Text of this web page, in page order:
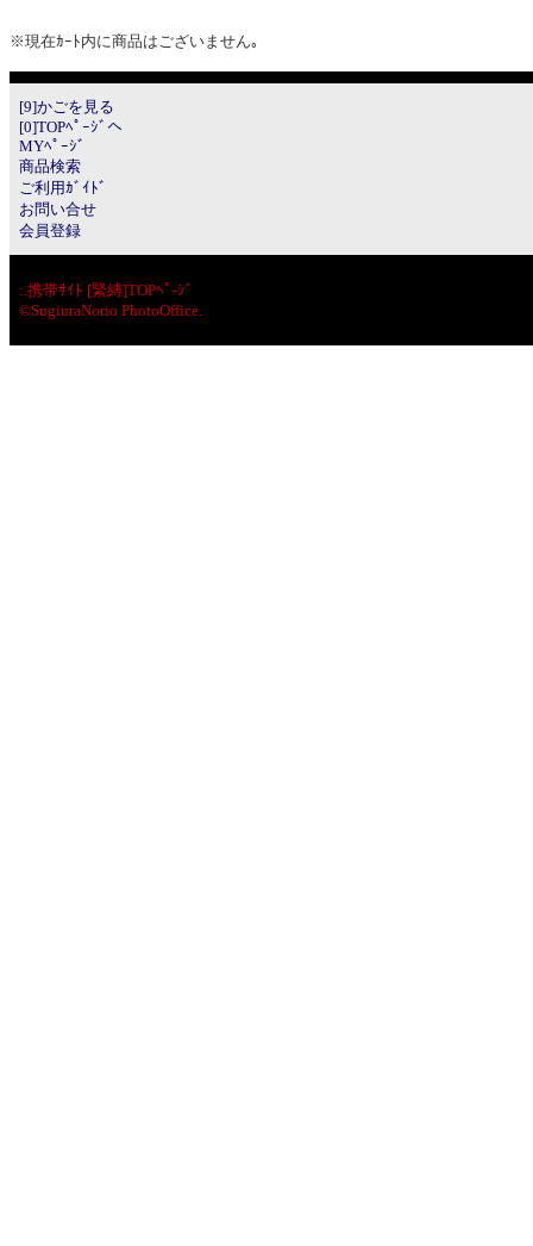
※現在ｶｰﾄ内に商品はございません｡
[9]かごを見る
[0]TOPﾍﾟｰｼﾞへ
MYﾍﾟｰｼﾞ
商品検索
ご利用ｶﾞｲﾄﾞ
お問い合せ
会員登録
:.携帯ｻｲﾄ [緊縛]TOPﾍﾟ-ｼﾞ
©SugiuraNorio PhotoOffice.